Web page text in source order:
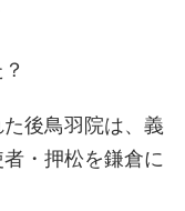
後鳥羽院は、義
・押松を鎌倉に